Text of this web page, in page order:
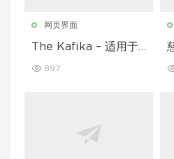
网页界面
The Kafika – 适用于
a 模板
897